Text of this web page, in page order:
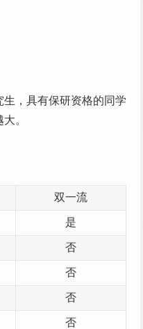
生 ，具有保研资格的同学
。
双一流
是
否
否
否
否